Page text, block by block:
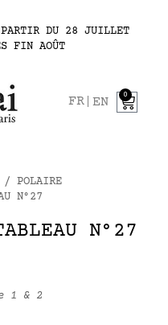
PARTIR DU 28 JUILLET
FIN AOÛT
FR EN
0
/ POLAIRE
N°27
N°27
1 & 2